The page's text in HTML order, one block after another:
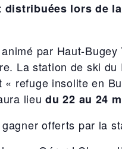
lors de
par Haut-
La station de ski
« refuge insolite en
lieudu 22 au 24
offerts par la